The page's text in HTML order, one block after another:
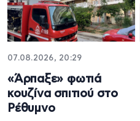
07.08.2026, 20:29
«Άρπαξε» φωτιά
κουζίνα σπιτιού στο
Ρέθυμνο